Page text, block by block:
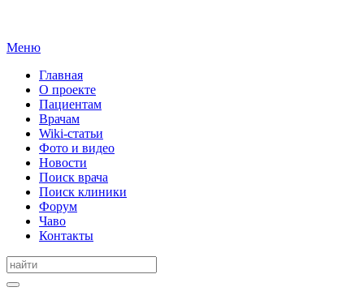
Меню
Главная
О проекте
Пациентам
Врачам
Wiki-статьи
Фото и видео
Новости
Поиск врача
Поиск клиники
Форум
Чаво
Контакты